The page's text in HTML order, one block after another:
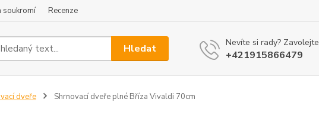
soukromí Recenze
Hledat Nevíte si rady?
+421915866479
dveře Shrnovací dveře plné Bříza Vivaldi 70cm